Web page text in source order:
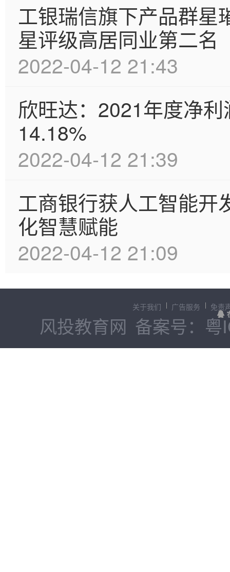
工银瑞信旗下产品群星
星评级高居同业第二名
2022-04-12 21:43
欣旺达：2021年度净
14.18%
2022-04-12 21:39
工商银行获人工智能开
化智慧赋能
2022-04-12 21:09
关于我们 广告服务 免责
风投教育网 备案号：粤